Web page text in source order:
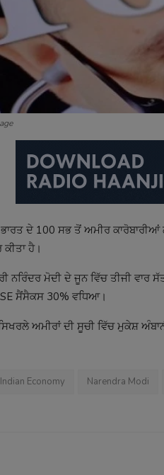
ਦੇ 100 ਸਭ ਤੋਂ ਅਮੀਰ ਕਾਰੋਬਾਰੀਆਂ
ਹੈ।
ਨਰਿੰਦਰ ਮੋਦੀ ਦੇ ਜੂਨ ਵਿੱਚ ਤੀਜੀ ਵਾਰ
ਸੈਂਸੈਕਸ 30% ਵਧਿਆ।
ਅਮੀਰਾਂ ਦੀ ਸੂਚੀ ਵਿੱਚ ਮੁਕੇਸ਼
Indian Economy Narendra Modi